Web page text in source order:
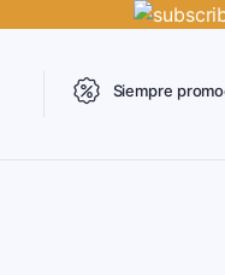
Siempre